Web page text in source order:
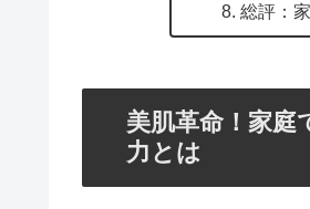
総評：
美肌革命！家庭
力とは